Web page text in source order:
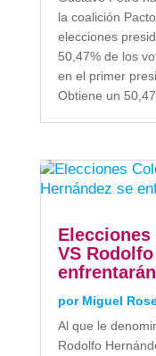
la coalición
elecciones
50,47% de los
en el primer
Obtiene un
Elecciones
VS
por Miguel
Al que le
Rodolfo